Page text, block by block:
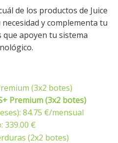
de los productos de Juice
y complementa tu
apoyen tu sistema
Premium (3x2 botes)
84.75 €/mensual
339.00 €